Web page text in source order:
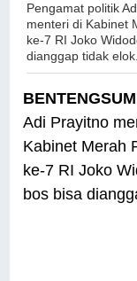
Pengamat politik
menteri di Kabinet
ke-7 RI Joko
dianggap tidak elok.
Adi Prayitno
Kabinet Merah
ke-7 RI Joko
bos bisa